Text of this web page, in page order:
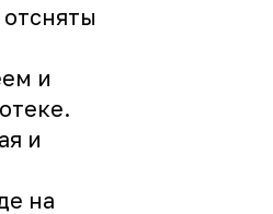
и
и
на